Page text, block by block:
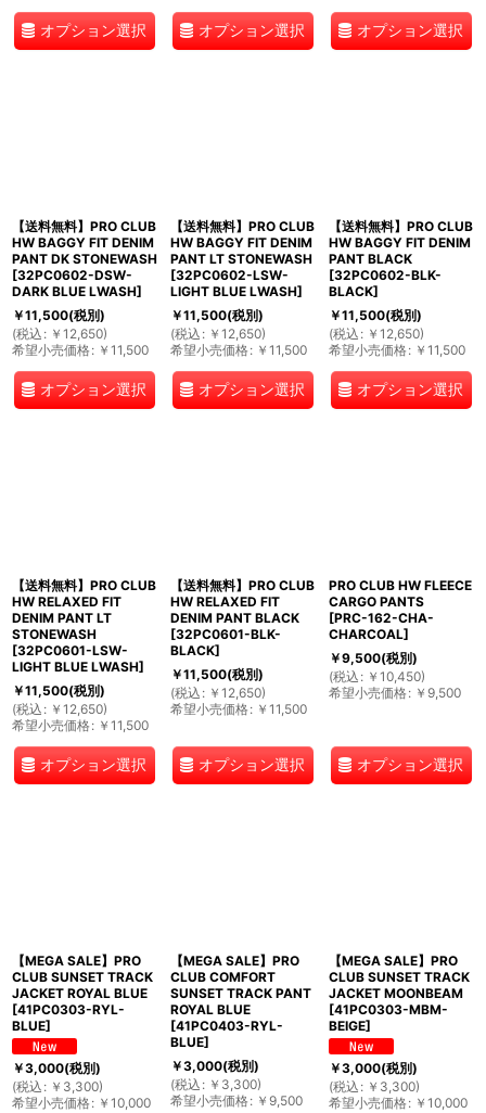
オプション選択 オプション選択 オプション選択
【送料無料】PRO CLUB
HW BAGGY FIT DENIM
PANT DK STONEWASH
[32PC0602-DSW-
DARK BLUE LWASH]
￥11,500(税別)
(税込 : ￥ 12,650)
希望小売価格: ￥ 11,500
オプション選択
【送料無料】PRO CLUB
HW BAGGY FIT DENIM
PANT LT STONEWASH
[32PC0602-LSW-
LIGHT BLUE LWASH]
￥11,500(税別)
(税込 : ￥ 12,650)
希望小売価格: ￥ 11,500
オプション選択
【送料無料】PRO CLUB
HW BAGGY FIT DENIM
PANT BLACK
[32PC0602-BLK-
BLACK]
￥11,500(税別)
(税込 : ￥ 12,650)
希望小売価格: ￥ 11,500
オプション選択
【送料無料】PRO CLUB
HW RELAXED FIT
DENIM PANT LT
STONEWASH
[32PC0601-LSW-
LIGHT BLUE LWASH]
￥11,500(税別)
(税込 : ￥ 12,650)
希望小売価格: ￥ 11,500
オプション選択
【送料無料】PRO CLUB
HW RELAXED FIT
DENIM PANT BLACK
[32PC0601-BLK-
BLACK]
￥11,500(税別)
(税込 : ￥ 12,650)
希望小売価格: ￥ 11,500
オプション選択
PRO CLUB HW FLEECE
CARGO PANTS
[PRC-162-CHA-
CHARCOAL]
￥9,500(税別)
(税込 : ￥ 10,450)
希望小売価格: ￥ 9,500
オプション選択
【MEGA SALE】PRO
CLUB SUNSET TRACK
JACKET ROYAL BLUE
[41PC0303-RYL-
BLUE]
￥3,000(税別)
(税込 : ￥ 3,300)
希望小売価格: ￥ 10,000
【MEGA SALE】PRO
CLUB COMFORT
SUNSET TRACK PANT
ROYAL BLUE
[41PC0403-RYL-
BLUE]
￥3,000(税別)
(税込 : ￥ 3,300)
希望小売価格: ￥ 9,500
【MEGA SALE】PRO
CLUB SUNSET TRACK
JACKET MOONBEAM
[41PC0303-MBM-
BEIGE]
￥3,000(税別)
(税込 : ￥ 3,300)
希望小売価格: ￥ 10,000